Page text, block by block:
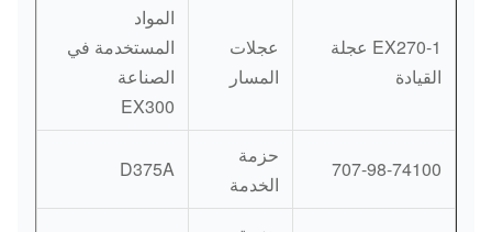
EX270-1 عجلة
القيادة
عجلات
المسار
المواد
المستخدمة في
الصناعة
EX300
707-98-74100
حزمة
الخدمة
D375A